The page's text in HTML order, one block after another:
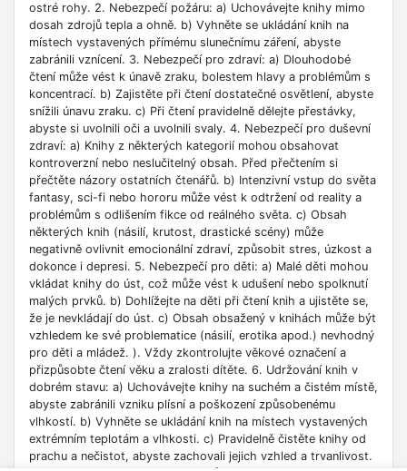
ostré rohy. 2. Nebezpečí požáru: a) Uchovávejte knihy mimo
dosah zdrojů tepla a ohně. b) Vyhněte se ukládání knih na
místech vystavených přímému slunečnímu záření, abyste
zabránili vznícení. 3. Nebezpečí pro zdraví: a) Dlouhodobé
čtení může vést k únavě zraku, bolestem hlavy a problémům s
koncentrací. b) Zajistěte při čtení dostatečné osvětlení, abyste
snížili únavu zraku. c) Při čtení pravidelně dělejte přestávky,
abyste si uvolnili oči a uvolnili svaly. 4. Nebezpečí pro duševní
zdraví: a) Knihy z některých kategorií mohou obsahovat
kontroverzní nebo neslučitelný obsah. Před přečtením si
přečtěte názory ostatních čtenářů. b) Intenzivní vstup do světa
fantasy, sci-fi nebo hororu může vést k odtržení od reality a
problémům s odlišením fikce od reálného světa. c) Obsah
některých knih (násilí, krutost, drastické scény) může
negativně ovlivnit emocionální zdraví, způsobit stres, úzkost a
dokonce i depresi. 5. Nebezpečí pro děti: a) Malé děti mohou
vkládat knihy do úst, což může vést k udušení nebo spolknutí
malých prvků. b) Dohlížejte na děti při čtení knih a ujistěte se,
že je nevkládají do úst. c) Obsah obsažený v knihách může být
vzhledem ke své problematice (násilí, erotika apod.) nevhodný
pro děti a mládež. ). Vždy zkontrolujte věkové označení a
přizpůsobte čtení věku a zralosti dítěte. 6. Udržování knih v
dobrém stavu: a) Uchovávejte knihy na suchém a čistém místě,
abyste zabránili vzniku plísní a poškození způsobenému
vlhkostí. b) Vyhněte se ukládání knih na místech vystavených
extrémním teplotám a vlhkosti. c) Pravidelně čistěte knihy od
prachu a nečistot, abyste zachovali jejich vzhled a trvanlivost.